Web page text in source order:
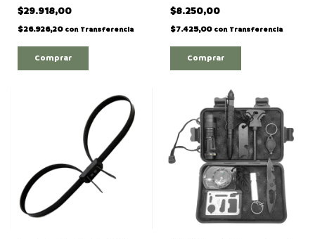
$29.918,00
$26.926,20 con Transferencia
Comprar
$8.250,00
$7.425,00 con Transferencia
Comprar